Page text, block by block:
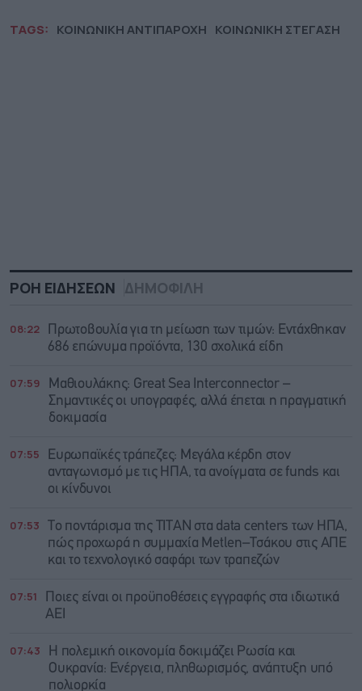
TAGS: ΚΟΙΝΩΝΙΚΗ ΑΝΤΙΠΑΡΟΧΗ ΚΟΙΝΩΝΙΚΗ ΣΤΕΓΑΣΗ
ΡΟΗ ΕΙΔΗΣΕΩΝ ΔΗΜΟΦΙΛΗ
08:22
Πρωτοβουλία για τη μείωση των τιμών: Εντάχθηκαν
686 επώνυμα προϊόντα, 130 σχολικά είδη
07:59
Μαθιουλάκης: Great Sea Interconnector –
Σημαντικές οι υπογραφές, αλλά έπεται η πραγματική
δοκιμασία
07:55
Ευρωπαϊκές τράπεζες: Μεγάλα κέρδη στον
ανταγωνισμό με τις ΗΠΑ, τα ανοίγματα σε funds και
οι κίνδυνοι
07:53
Το ποντάρισμα της ΤΙΤΑΝ στα data centers των ΗΠΑ,
πώς προχωρά η συμμαχία Metlen–Τσάκου στις ΑΠΕ
και το τεχνολογικό σαφάρι των τραπεζών
07:51
Ποιες είναι οι προϋποθέσεις εγγραφής στα ιδιωτικά
ΑΕΙ
07:43
Η πολεμική οικονομία δοκιμάζει Ρωσία και
Ουκρανία: Ενέργεια, πληθωρισμός, ανάπτυξη υπό
πολιορκία